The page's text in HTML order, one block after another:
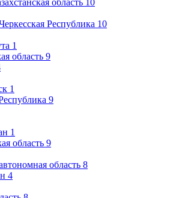
область 10
Республика 10
1
область 9
1
9
1
область 9
область 8
4